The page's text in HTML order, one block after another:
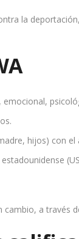
la
hijos) con el
a través